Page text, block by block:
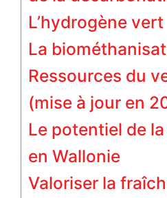
L’hydrogène vert
La
Ressources du
(mise à jour en
Le potentiel de
en Wallonie
Valoriser la